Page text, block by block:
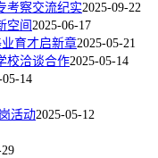
考察交流纪实2025-09-22
空间 2025-06-17
育才启新章2025-05-21
校洽谈合作2025-05-14
05-14
活动2025-05-12